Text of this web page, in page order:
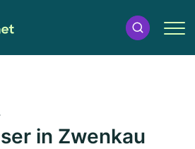
in Zwenkau